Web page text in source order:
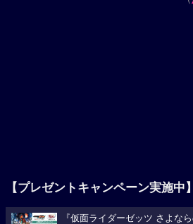
【プレゼントキャンペーン実施中】
『仮面ライダーゼッツ さよな